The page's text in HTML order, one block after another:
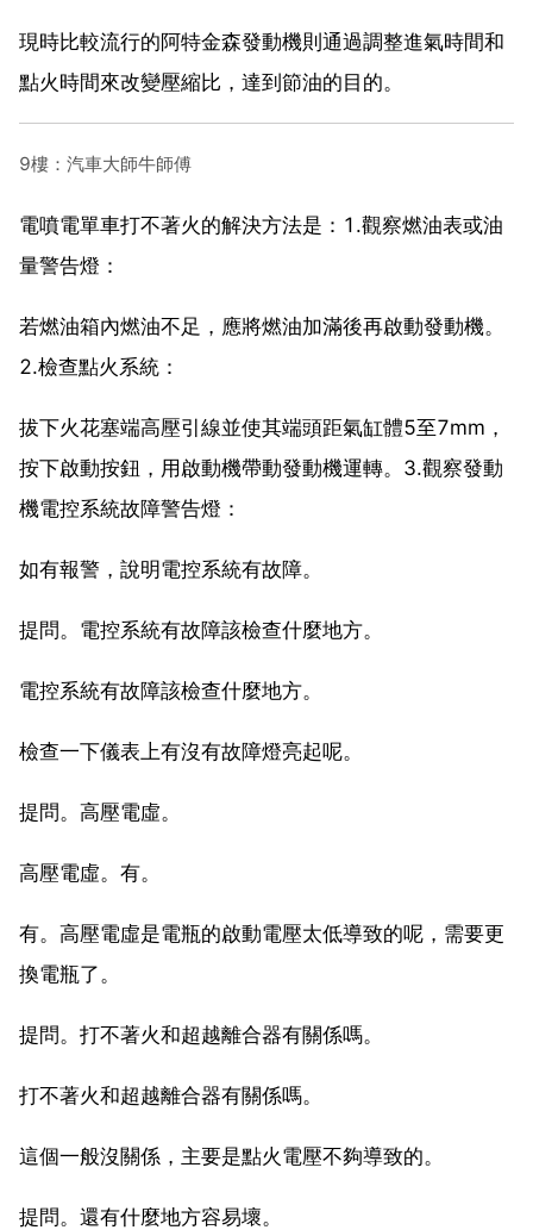
現時比較流行的阿特金森發動機則通過調整進氣時間和
點火時間來改變壓縮比，達到節油的目的。
9樓：汽車大師牛師傅
電噴電單車打不著火的解決方法是：1.觀察燃油表或油
量警告燈：
若燃油箱內燃油不足，應將燃油加滿後再啟動發動機。
2.檢查點火系統：
拔下火花塞端高壓引線並使其端頭距氣缸體5至7mm，
按下啟動按鈕，用啟動機帶動發動機運轉。3.觀察發動
機電控系統故障警告燈：
如有報警，說明電控系統有故障。
提問。電控系統有故障該檢查什麼地方。
電控系統有故障該檢查什麼地方。
檢查一下儀表上有沒有故障燈亮起呢。
提問。高壓電虛。
高壓電虛。有。
有。高壓電虛是電瓶的啟動電壓太低導致的呢，需要更
換電瓶了。
提問。打不著火和超越離合器有關係嗎。
打不著火和超越離合器有關係嗎。
這個一般沒關係，主要是點火電壓不夠導致的。
提問。還有什麼地方容易壞。